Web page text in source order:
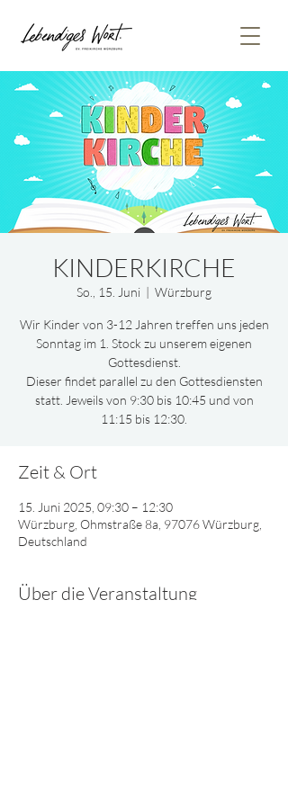
KINDERKIRCHE
So., 15. Juni
  |
Würzburg
Wir Kinder von 3-12 Jahren treffen uns jeden
Sonntag im 1. Stock zu unserem eigenen
Gottesdienst.
Dieser findet parallel zu den Gottesdiensten
statt. Jeweils von 9:30 bis 10:45 und von
11:15 bis 12:30.
Zeit & Ort
15. Juni 2025, 09:30 – 12:30
Würzburg, Ohmstraße 8a, 97076 Würzburg,
Deutschland
Über die Veranstaltung